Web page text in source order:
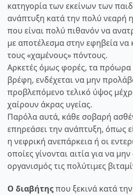
κατηγορία των εκείνων των
ανάπτυξη κατά την πολύ νεαρή
που είναι πολύ πιθανόν να
με αποτέλεσμα στην εφηβεία να
τους «χαμένους» πόντους.
Αρκετές όμως φορές, τα
βρέφη, ενδέχεται να μην
προβλεπόμενο τελικό ύψος
χαίρουν άκρας υγείας.
Παρόλα αυτά, κάθε σοβαρή
επηρεάσει την ανάπτυξη, όπως
η νεφρική ανεπάρκεια ή οι
οποίες γίνονται αιτία για να
οργανισμός τις πολύτιμες
Ο διαβήτηςπου ξεκινά κατά